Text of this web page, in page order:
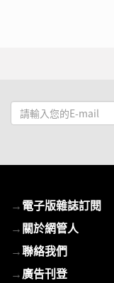
請
輸
mail
→電子版雜誌訂閱
→關於網管人
→聯絡我們
→廣告刊登